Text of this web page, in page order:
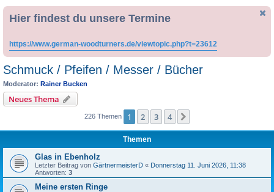
Hier findest du unsere Termine
https://www.german-woodturners.de/viewtopic.php?t=23612
Schmuck / Pfeifen / Messer / Bücher
Moderator: Rainer Bucken
Neues Thema
226 Themen 1 2 3 4
Themen
Glas in Ebenholz
Letzter Beitrag von GärtnermeisterD « Donnerstag 11. Juni 2026, 11:38
Antworten: 3
Meine ersten Ringe